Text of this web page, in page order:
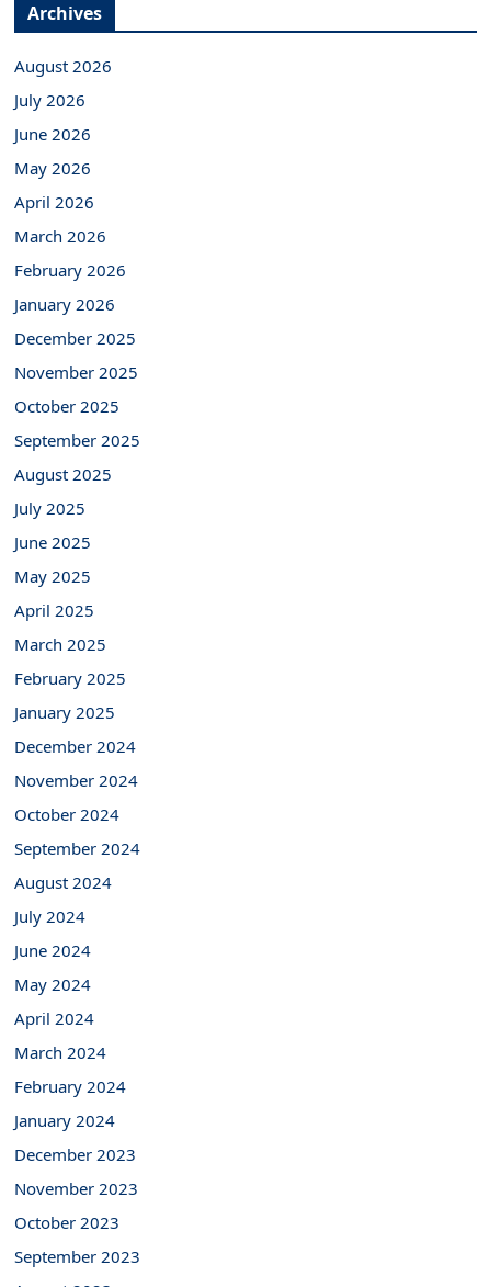
Archives
August 2026
July 2026
June 2026
May 2026
April 2026
March 2026
February 2026
January 2026
December 2025
November 2025
October 2025
September 2025
August 2025
July 2025
June 2025
May 2025
April 2025
March 2025
February 2025
January 2025
December 2024
November 2024
October 2024
September 2024
August 2024
July 2024
June 2024
May 2024
April 2024
March 2024
February 2024
January 2024
December 2023
November 2023
October 2023
September 2023